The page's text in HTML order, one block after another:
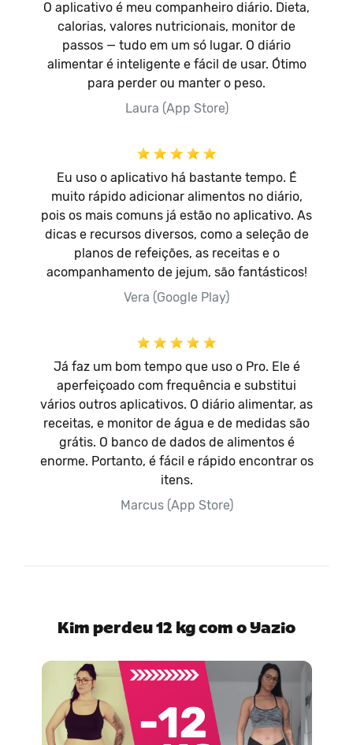
O aplicativo é meu companheiro diário. Dieta,
calorias, valores nutricionais, monitor de
passos — tudo em um só lugar. O diário
alimentar é inteligente e fácil de usar. Ótimo
para perder ou manter o peso.
Laura (App Store)
Eu uso o aplicativo há bastante tempo. É
muito rápido adicionar alimentos no diário,
pois os mais comuns já estão no aplicativo. As
dicas e recursos diversos, como a seleção de
planos de refeições, as receitas e o
acompanhamento de jejum, são fantásticos!
Vera (Google Play)
Já faz um bom tempo que uso o Pro. Ele é
aperfeiçoado com frequência e substitui
vários outros aplicativos. O diário alimentar, as
receitas, e monitor de água e de medidas são
grátis. O banco de dados de alimentos é
enorme. Portanto, é fácil e rápido encontrar os
itens.
Marcus (App Store)
Kim perdeu 12 kg com o Yazio